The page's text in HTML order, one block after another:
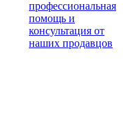
профессиональная
помощь и
консультация от
наших продавцов